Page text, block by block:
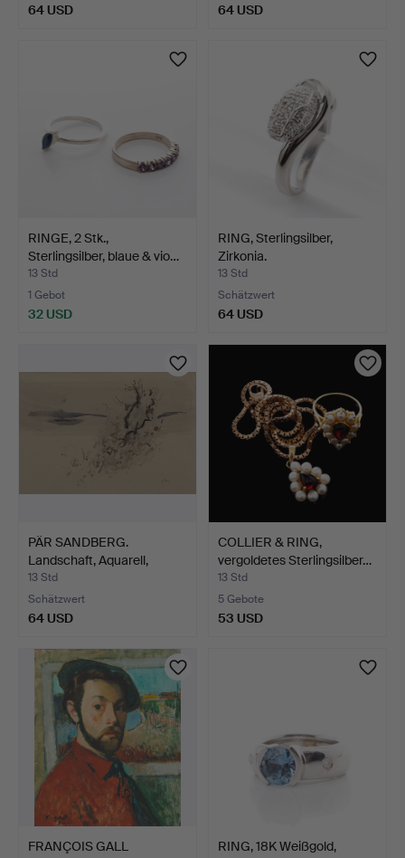
64 USD 64 USD
RINGE, 2 Stk.,
Sterlingsilber, blaue & vio…
13 Std
1 Gebot
32 USD
RING, Sterlingsilber,
Zirkonia.
13 Std
Schätzwert
64 USD
PÄR SANDBERG.
Landschaft, Aquarell,
signie…
13 Std
Schätzwert
64 USD
COLLIER & RING,
vergoldetes Sterlingsilber…
13 Std
5 Gebote
53 USD
FRANÇOIS GALL
RING, 18K Weißgold,